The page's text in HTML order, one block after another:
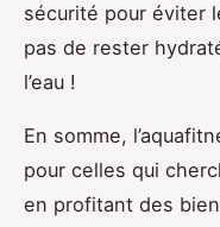
sécurité pour éviter
pas de rester
l’eau !
En somme,
pour celles qui
en profitant des